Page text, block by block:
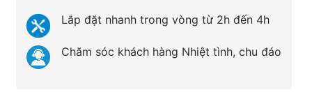
Lắp đặt nhanh trong vòng từ 2h đến 4h
Chăm sóc khách hàng Nhiệt tình, chu đáo